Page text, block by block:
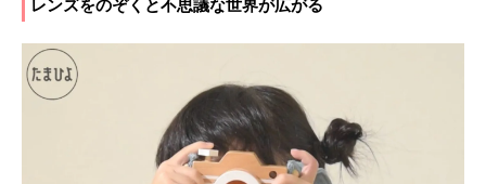
レンズをのぞくと不思議な世界が広がる